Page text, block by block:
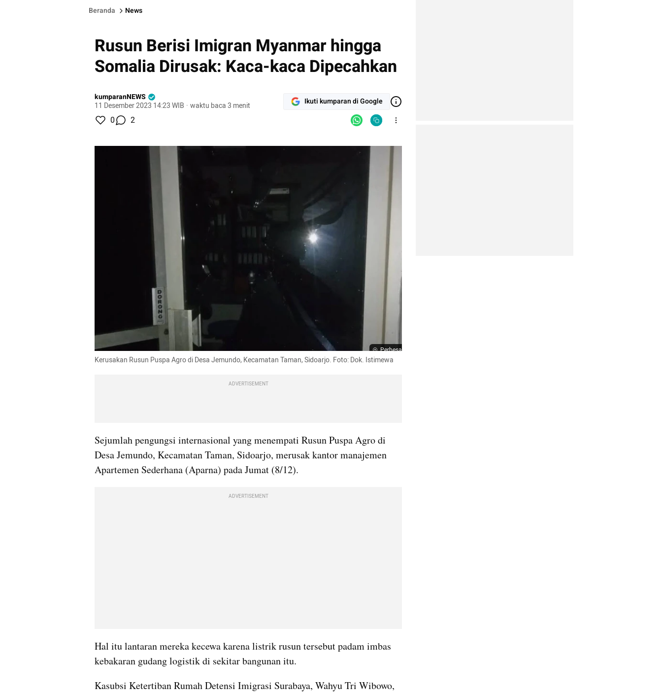
Beranda News
Rusun Berisi Imigran Myanmar hingga
Somalia Dirusak: Kaca-kaca Dipecahkan
kumparanNEWS
11 Desember 2023 14:23 WIB · waktu baca 3 menit Ikuti kumparan di Google
0 2
Perbesar
Kerusakan Rusun Puspa Agro di Desa Jemundo, Kecamatan Taman, Sidoarjo. Foto: Dok. Istimewa
ADVERTISEMENT
Sejumlah pengungsi internasional yang menempati Rusun Puspa Agro di
Desa Jemundo, Kecamatan Taman, Sidoarjo, merusak kantor manajemen
Apartemen Sederhana (Aparna) pada Jumat (8/12).
ADVERTISEMENT
Hal itu lantaran mereka kecewa karena listrik rusun tersebut padam imbas
kebakaran gudang logistik di sekitar bangunan itu.
Kasubsi Ketertiban Rumah Detensi Imigrasi Surabaya, Wahyu Tri Wibowo,